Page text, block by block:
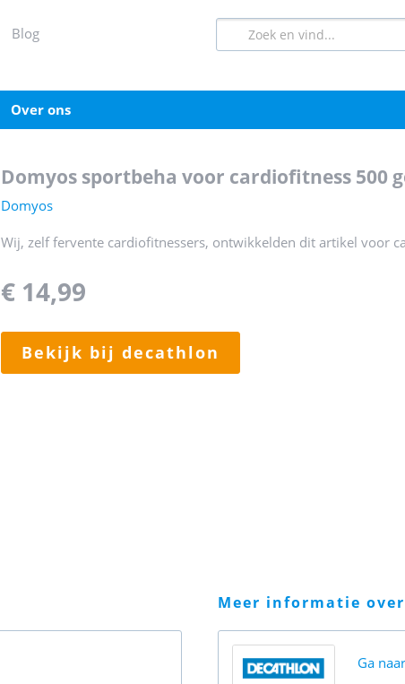
blog
over ons
domyos sportbeha voor cardiofitness 500
Domyos
Wij, zelf fervente cardiofitnessers, ontwikkelden dit artikel voor
€ 14,99
bekijk bij decathlon
meer informatie
Ga naar